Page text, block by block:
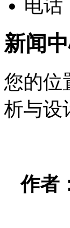
电话
新闻
您的位
析与设
作者